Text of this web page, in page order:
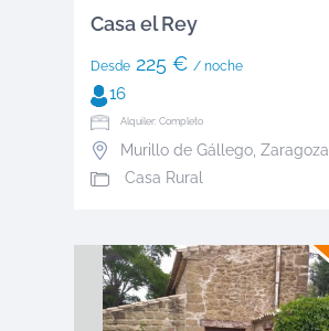
Casa el Rey
Desde225 € / noche
16
Alquiler: Completo
Murillo de Gállego, Zaragoza
Casa Rural